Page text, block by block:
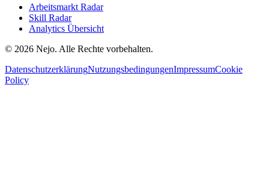
Arbeitsmarkt Radar
Skill Radar
Analytics Übersicht
© 2026 Nejo. Alle Rechte vorbehalten.
DatenschutzerklärungNutzungsbedingungenImpressumCookie
Policy